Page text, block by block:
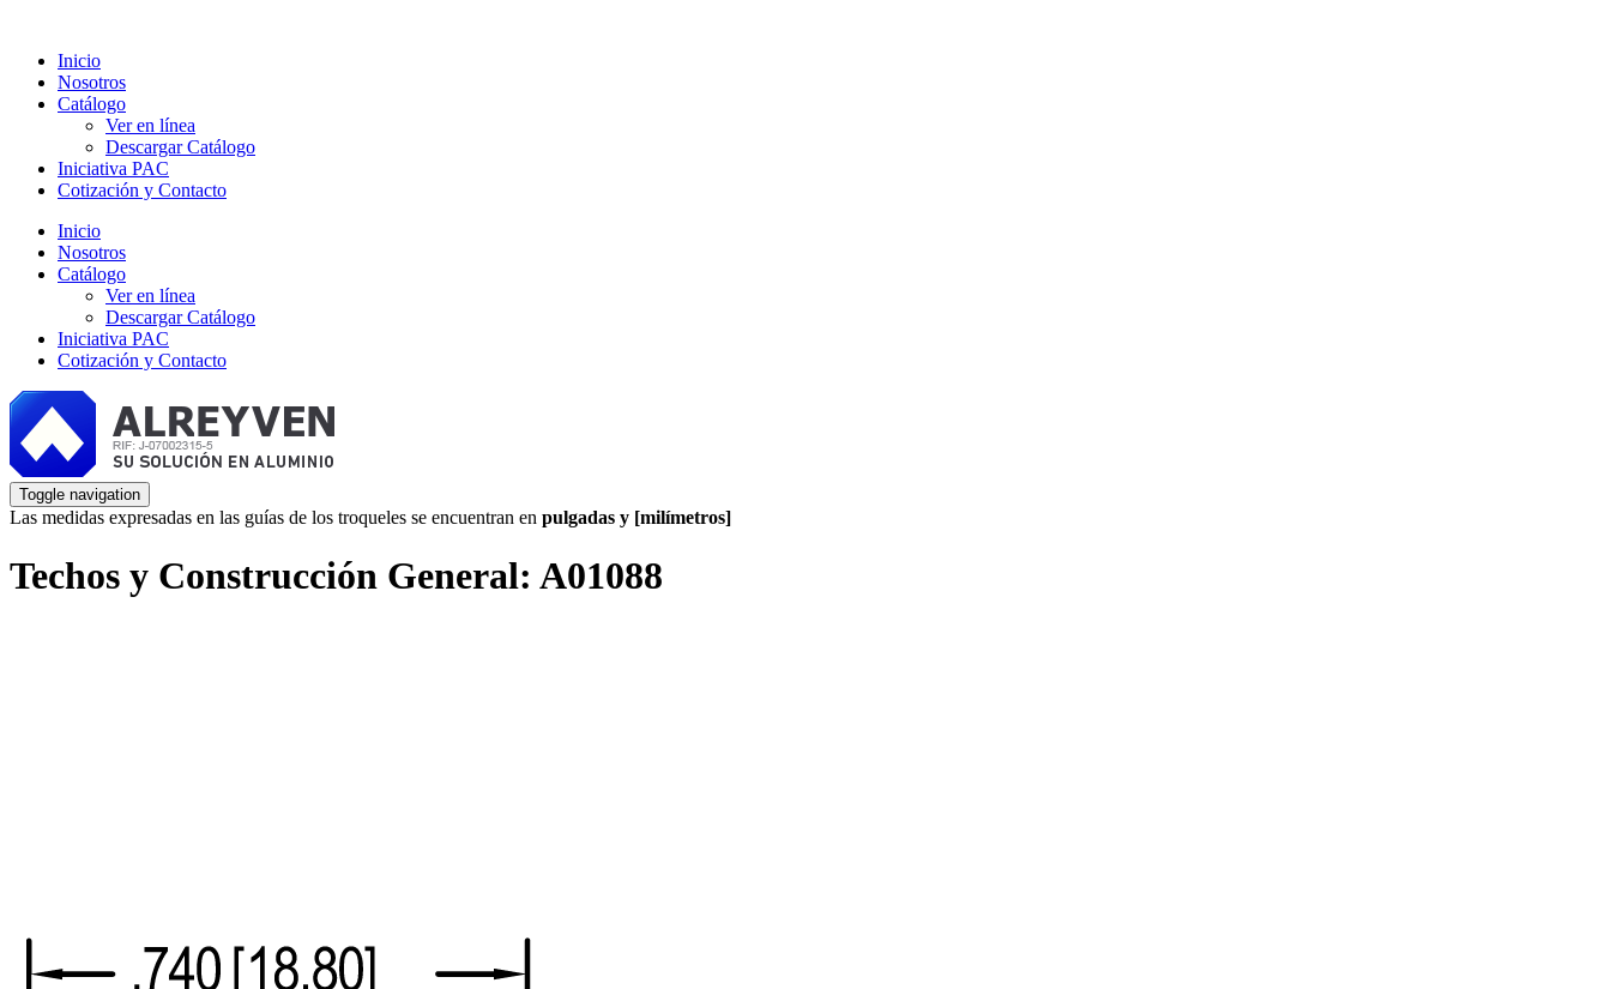
Inicio
Nosotros
Catálogo
Ver en línea
Descargar Catálogo
Iniciativa PAC
Cotización y Contacto
Inicio
Nosotros
Catálogo
Ver en línea
Descargar Catálogo
Iniciativa PAC
Cotización y Contacto
Toggle navigation
Las medidas expresadas en las guías de los troqueles se encuentran en pulgadas y [milímetros]
Techos y Construcción General: A01088